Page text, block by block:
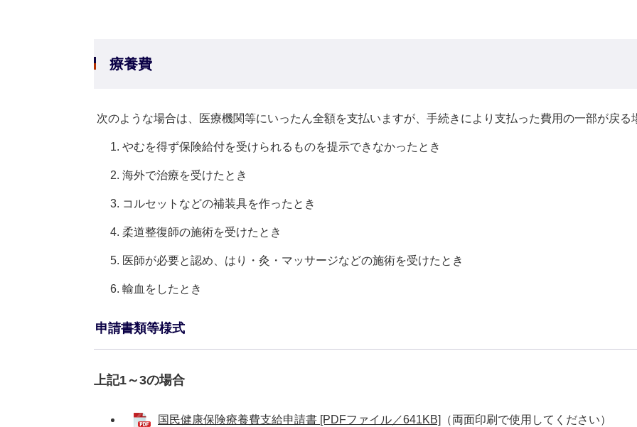
療養費
次のような場合は、医療機関等にいったん全額を支払いますが、手続きにより支払った費用の一部が戻る
やむを得ず保険給付を受けられるものを提示できなかったとき
海外で治療を受けたとき
コルセットなどの補装具を作ったとき
柔道整復師の施術を受けたとき
医師が必要と認め、はり・灸・マッサージなどの施術を受けたとき
輸血をしたとき
申請書類等様式
上記1～3の場合
国民健康保険療養費支給申請書 [PDFファイル／641KB]
（両面印刷で使用してください）